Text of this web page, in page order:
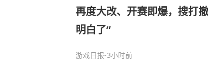
再度大改、开赛即爆，搜打
明白了”
游戏日报-3小时前